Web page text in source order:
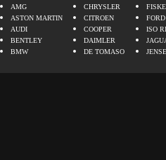
AMG
ASTON MARTIN
AUDI
BENTLEY
BMW
CHRYSLER
CITROEN
COOPER
DAIMLER
DE TOMASO
FORD
ISO